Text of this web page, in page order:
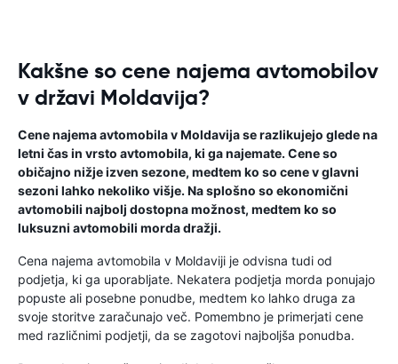
Kakšne so cene najema avtomobilov
v državi Moldavija?
Cene najema avtomobila v Moldavija se razlikujejo glede na
letni čas in vrsto avtomobila, ki ga najemate. Cene so
običajno nižje izven sezone, medtem ko so cene v glavni
sezoni lahko nekoliko višje. Na splošno so ekonomični
avtomobili najbolj dostopna možnost, medtem ko so
luksuzni avtomobili morda dražji.
Cena najema avtomobila v Moldaviji je odvisna tudi od
podjetja, ki ga uporabljate. Nekatera podjetja morda ponujajo
popuste ali posebne ponudbe, medtem ko lahko druga za
svoje storitve zaračunajo več. Pomembno je primerjati cene
med različnimi podjetji, da se zagotovi najboljša ponudba.